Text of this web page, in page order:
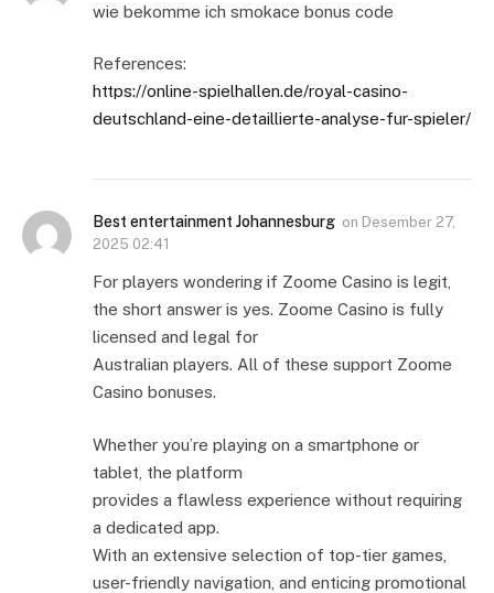
wie bekomme ich smokace bonus code
References:
https://online-spielhallen.de/royal-casino-
deutschland-eine-detaillierte-analyse-fur-spieler/
Best entertainment Johannesburg on Desember 27,
2025 02:41
For players wondering if Zoome Casino is legit,
the short answer is yes. Zoome Casino is fully
licensed and legal for
Australian players. All of these support Zoome
Casino bonuses.
Whether you’re playing on a smartphone or
tablet, the platform
provides a flawless experience without requiring
a dedicated app.
With an extensive selection of top-tier games,
user-friendly navigation, and enticing promotional